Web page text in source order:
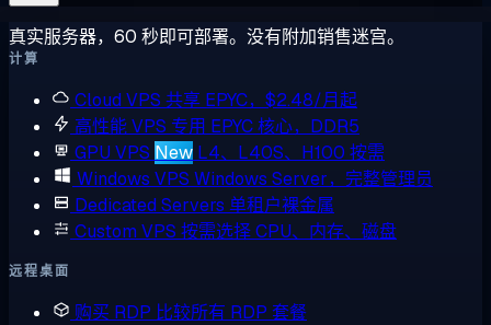
真实服务器，60 秒即可部署。没有附加销售迷宫。
计算
Cloud VPS 共享 EPYC，$2.48/月起
高性能 VPS 专用 EPYC 核心，DDR5
GPU VPS New L4、L40S、H100 按需
Windows VPS Windows Server，完整管理员
Dedicated Servers 单租户裸金属
Custom VPS 按需选择 CPU、内存、磁盘
远程桌面
购买 RDP 比较所有 RDP 套餐